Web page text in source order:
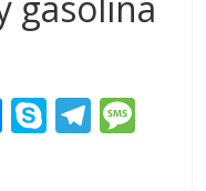
M S T